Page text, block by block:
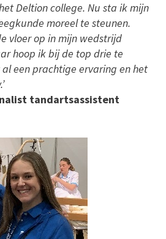
Deltion college. Nu sta ik mijn
moreel te steunen.
vloer op in mijn wedstrijd
hoop ik bij de top drie te
al een prachtige ervaring en het
tandartsassistent